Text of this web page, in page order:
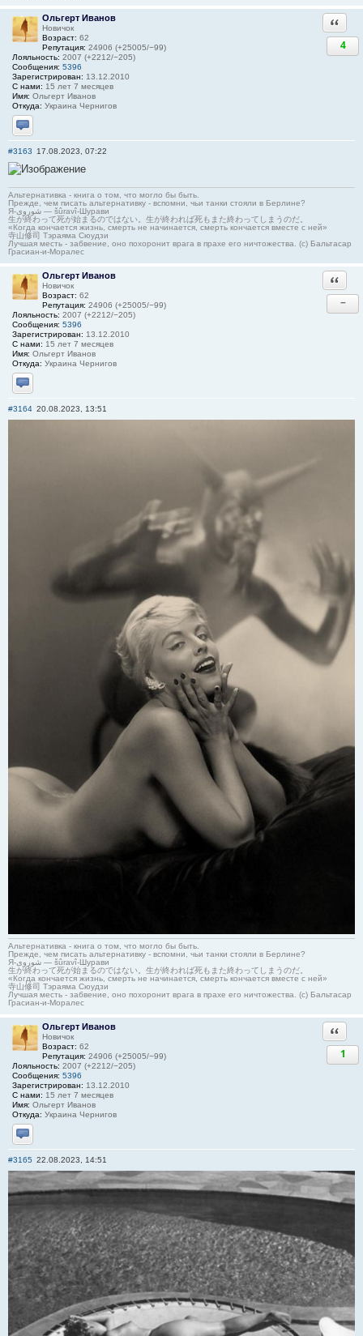
Ольгерт Иванов
Новичок
Возраст: 62
Репутация: 24906 (+25005/−99)
Лояльность: 2007 (+2212/−205)
Сообщения: 5396
Зарегистрирован: 13.12.2010
С нами: 15 лет 7 месяцев
Имя: Ольгерт Иванов
Откуда: Украина Чернигов
Отправить личное сообщение
4
#3163 17.08.2023, 07:22
Альтернативка - книга о том, что могло бы быть.
Прежде, чем писать альтернативку - вспомни, чьи танки стояли в Берлине?
Я-شوروی — šûravî-Шурави
生が終わって死が始まるのではない。生が終われば死もまた終わってしまうのだ。
«Когда кончается жизнь, смерть не начинается, смерть кончается вместе с ней»
寺山修司 Тэраяма Сюудзи
Лучшая месть - забвение, оно похоронит врага в прахе его ничтожества. (с) Бальтасар
Грасиан-и-Моралес
Ольгерт Иванов
Новичок
Возраст: 62
Репутация: 24906 (+25005/−99)
Лояльность: 2007 (+2212/−205)
Сообщения: 5396
Зарегистрирован: 13.12.2010
С нами: 15 лет 7 месяцев
Имя: Ольгерт Иванов
Откуда: Украина Чернигов
Отправить личное сообщение
−
#3164 20.08.2023, 13:51
Альтернативка - книга о том, что могло бы быть.
Прежде, чем писать альтернативку - вспомни, чьи танки стояли в Берлине?
Я-شوروی — šûravî-Шурави
生が終わって死が始まるのではない。生が終われば死もまた終わってしまうのだ。
«Когда кончается жизнь, смерть не начинается, смерть кончается вместе с ней»
寺山修司 Тэраяма Сюудзи
Лучшая месть - забвение, оно похоронит врага в прахе его ничтожества. (с) Бальтасар
Грасиан-и-Моралес
Ольгерт Иванов
Новичок
Возраст: 62
Репутация: 24906 (+25005/−99)
Лояльность: 2007 (+2212/−205)
Сообщения: 5396
Зарегистрирован: 13.12.2010
С нами: 15 лет 7 месяцев
Имя: Ольгерт Иванов
Откуда: Украина Чернигов
Отправить личное сообщение
1
#3165 22.08.2023, 14:51